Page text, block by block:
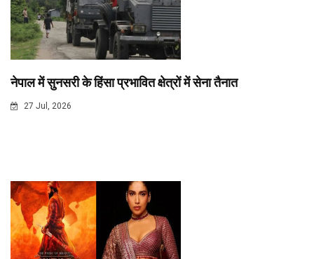
नेपाल में सुनसरी के हिंसा प्रभावित क्षेत्रों में सेना तैनात
27 Jul, 2026